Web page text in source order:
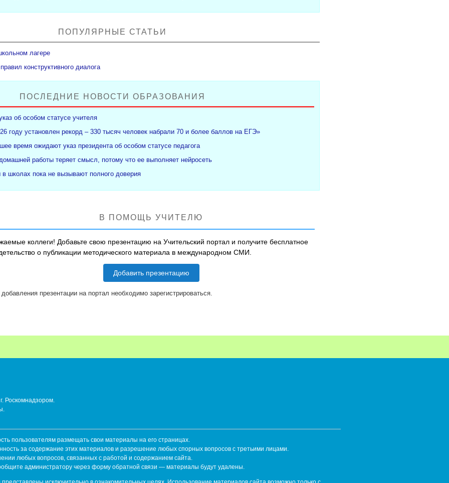
ПОПУЛЯРНЫЕ СТАТЬИ
лагере
конструктивного диалога
ПОСЛЕДНИЕ НОВОСТИ ОБРАЗОВАНИЯ
об особом статусе учителя
году установлен рекорд – 330 тысяч человек набрали 70 и более баллов на ЕГЭ»
время ожидают указ президента об особом статусе педагога
работы теряет смысл, потому что ее выполняет нейросеть
в школах пока не вызывают полного доверия
В ПОМОЩЬ УЧИТЕЛЮ
коллеги! Добавьте свою презентацию на Учительский портал и получите бесплатное
о публикации методического материала в международном СМИ.
Добавить презентацию
презентации на портал необходимо зарегистрироваться.
Роскомнадзором.
пользователям размещать свои материалы на его страницах.
за содержание этих материалов и разрешение любых спорных вопросов с третьими лицами.
любых вопросов, связанных с работой и содержанием сайта.
администратору через форму обратной связи — материалы будут удалены.